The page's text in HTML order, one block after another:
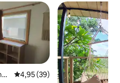
Classificação média de 4,95
4,95 (39)